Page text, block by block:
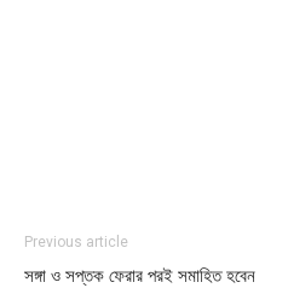
Previous article
সঙ্গা ও সপ্তক ফেরার পরই সমাহিত হবেন